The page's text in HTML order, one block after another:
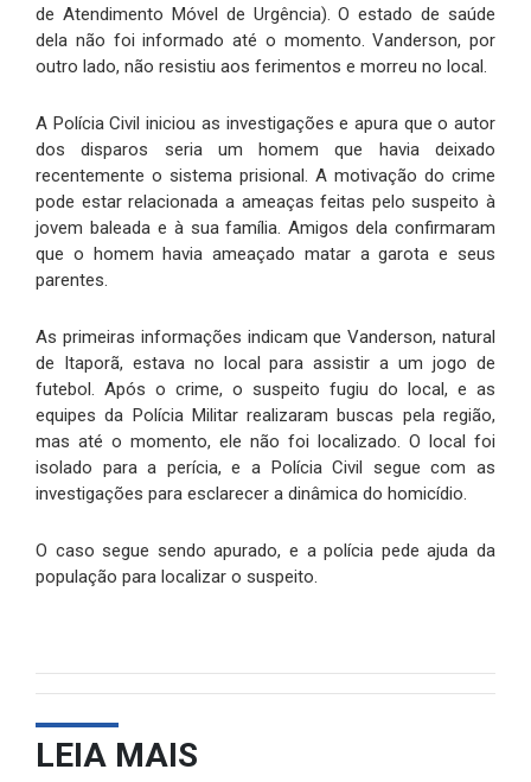
de Atendimento Móvel de Urgência). O estado de saúde
dela não foi informado até o momento. Vanderson, por
outro lado, não resistiu aos ferimentos e morreu no local.
A Polícia Civil iniciou as investigações e apura que o autor
dos disparos seria um homem que havia deixado
recentemente o sistema prisional. A motivação do crime
pode estar relacionada a ameaças feitas pelo suspeito à
jovem baleada e à sua família. Amigos dela confirmaram
que o homem havia ameaçado matar a garota e seus
parentes.
As primeiras informações indicam que Vanderson, natural
de Itaporã, estava no local para assistir a um jogo de
futebol. Após o crime, o suspeito fugiu do local, e as
equipes da Polícia Militar realizaram buscas pela região,
mas até o momento, ele não foi localizado. O local foi
isolado para a perícia, e a Polícia Civil segue com as
investigações para esclarecer a dinâmica do homicídio.
O caso segue sendo apurado, e a polícia pede ajuda da
população para localizar o suspeito.
LEIA MAIS